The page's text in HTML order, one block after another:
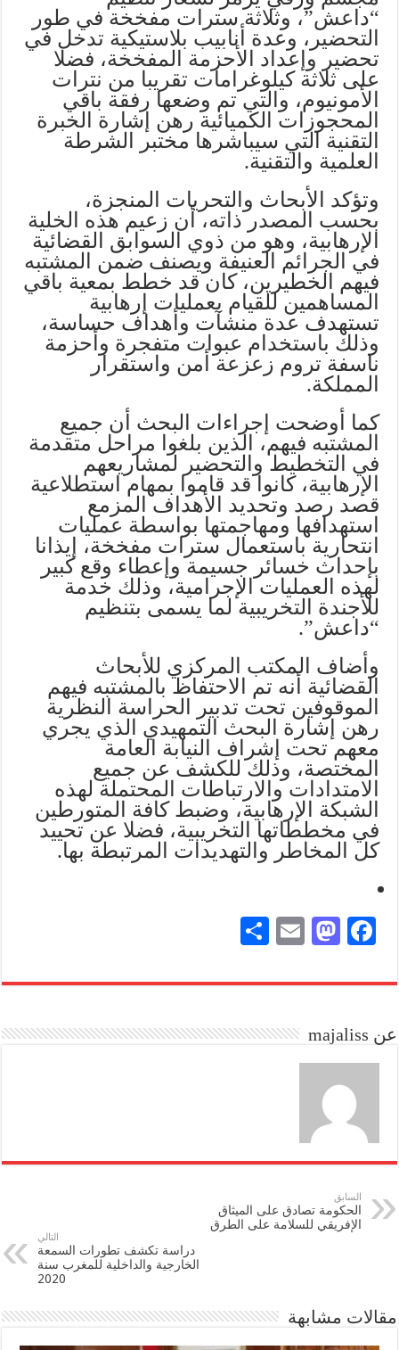
“داعش”، وثلاثة سترات مفخخة في طور
التحضير، وعدة أنابيب بلاستيكية تدخل في
تحضير وإعداد الأحزمة المفخخة، فضلا
على ثلاثة كيلوغرامات تقريبا من نترات
الأمونيوم، والتي تم وضعها رفقة باقي
المحجوزات الكميائية رهن إشارة الخبرة
التقنية التي سيباشرها مختبر الشرطة
العلمية والتقنية.
وتؤكد الأبحاث والتحريات المنجزة،
بحسب المصدر ذاته، أن زعيم هذه الخلية
الإرهابية، وهو من ذوي السوابق القضائية
في الجرائم العنيفة ويصنف ضمن المشتبه
فيهم الخطيرين، كان قد خطط بمعية باقي
المساهمين للقيام بعمليات إرهابية
تستهدف عدة منشآت وأهداف حساسة،
وذلك باستخدام عبوات متفجرة وأحزمة
ناسفة تروم زعزعة أمن واستقرار
المملكة.
كما أوضحت إجراءات البحث أن جميع
المشتبه فيهم، الذين بلغوا مراحل متقدمة
في التخطيط والتحضير لمشاريعهم
الإرهابية، كانوا قد قاموا بمهام استطلاعية
قصد رصد وتحديد الأهداف المزمع
استهدافها ومهاجمتها بواسطة عمليات
انتحارية باستعمال سترات مفخخة، إيذانا
بإحداث خسائر جسيمة وإعطاء وقع كبير
لهذه العمليات الإجرامية، وذلك خدمة
للأجندة التخريبية لما يسمى بتنظيم
“داعش”.
وأضاف المكتب المركزي للأبحاث
القضائية أنه تم الاحتفاظ بالمشتبه فيهم
الموقوفين تحت تدبير الحراسة النظرية
رهن إشارة البحث التمهيدي الذي يجري
معهم تحت إشراف النيابة العامة
المختصة، وذلك للكشف عن جميع
الامتدادات والارتباطات المحتملة لهذه
الشبكة الإرهابية، وضبط كافة المتورطين
في مخططاتها التخريبية، فضلا عن تحييد
كل المخاطر والتهديدات المرتبطة بها.
Fa
bo
M
to
n
E
ail
re
عن majaliss
السابق
الحكومة تصادق على الميثاق
الإفريقي للسلامة على الطرق
التالي
دراسة تكشف تطورات السمعة
الخارجية والداخلية للمغرب سنة
2020
مقالات مشابهة